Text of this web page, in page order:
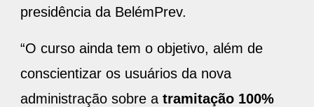
presidência da BelémPrev.
“O curso ainda tem o objetivo, além de
conscientizar os usuários da nova
administração sobre a tramitação 100%